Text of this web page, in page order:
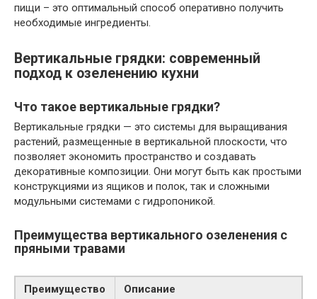
пищи – это оптимальный способ оперативно получить
необходимые ингредиенты.
Вертикальные грядки: современный
подход к озеленению кухни
Что такое вертикальные грядки?
Вертикальные грядки — это системы для выращивания
растений, размещенные в вертикальной плоскости, что
позволяет экономить пространство и создавать
декоративные композиции. Они могут быть как простыми
конструкциями из ящиков и полок, так и сложными
модульными системами с гидропоникой.
Преимущества вертикального озеленения с
пряными травами
Преимущество Описание